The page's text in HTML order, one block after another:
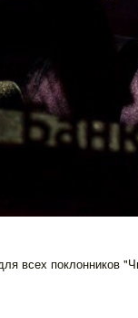
всех поклонников